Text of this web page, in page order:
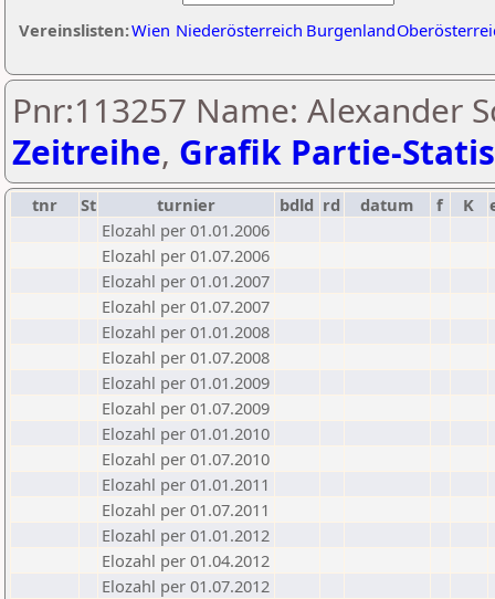
Vereinslisten:Wien Niederösterreich Burgenland
Pnr:113257 Name: Alexander
Zeitreihe, Grafik Partie-
tnr St turnier bdld rd datum f K
Elozahl per 01.01.2006
Elozahl per 01.07.2006
Elozahl per 01.01.2007
Elozahl per 01.07.2007
Elozahl per 01.01.2008
Elozahl per 01.07.2008
Elozahl per 01.01.2009
Elozahl per 01.07.2009
Elozahl per 01.01.2010
Elozahl per 01.07.2010
Elozahl per 01.01.2011
Elozahl per 01.07.2011
Elozahl per 01.01.2012
Elozahl per 01.04.2012
Elozahl per 01.07.2012